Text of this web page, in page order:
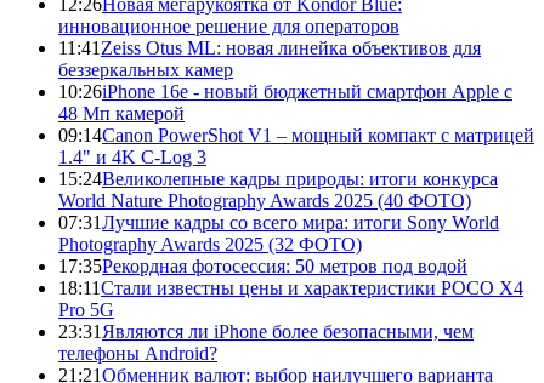
инновационное решение для операторов
11:41 Zeiss Otus ML: новая линейка объективов для
беззеркальных камер
10:26iPhone 16e - новый бюджетный смартфон Apple с
48 Мп камерой
09:14Canon PowerShot V1 – мощный компакт с матрицей
1.4" и 4K C-Log 3
15:24Великолепные кадры природы: итоги конкурса
World Nature Photography Awards 2025 (40 ФОТО)
07:31Лучшие кадры со всего мира: итоги Sony World
Photography Awards 2025 (32 ФОТО)
17:35Рекордная фотосессия: 50 метров под водой
18:11Стали известны цены и характеристики POCO X4
Pro 5G
23:31 Являются ли iPhone более безопасными, чем
телефоны Android?
21:21Обменник валют: выбор наилучшего варианта